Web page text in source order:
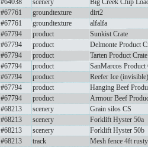
#64038 scenery
Big Creek Chip
#67761 groundtexture
dirt2
#67761 groundtexture
alfalfa
#67794 product
Sunkist Crate
#67794 product
Delmonte Product
#67794 product
Tarten Product Crate
#67794 product
SanMarcos Product
#67794 product
Reefer Ice (invisible)
#67794 product
Hanging Beef
#67794 product
Armour Beef
#68213 scenery
Grain silos CS
#68213 scenery
Forklift Hyster 50a
#68213 scenery
Forklift Hyster 50b
#68213 track
Mesh fence 4ft rusty